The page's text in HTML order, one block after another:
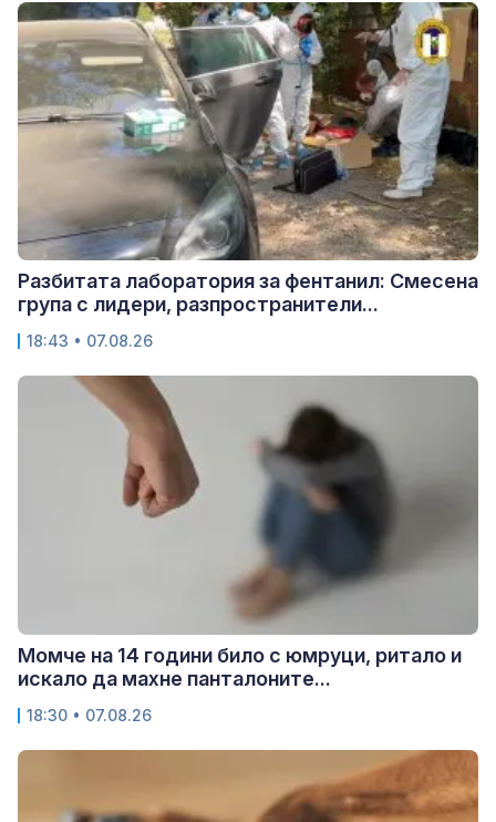
Разбитата лаборатория за фентанил: Смесена
група с лидери, разпространители...
18:43 • 07.08.26
Момче на 14 години било с юмруци, ритало и
искало да махне панталоните...
18:30 • 07.08.26